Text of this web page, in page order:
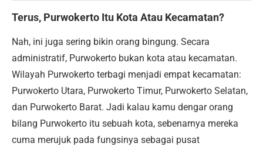
Terus, Purwokerto Itu Kota Atau Kecamatan?
Nah, ini juga sering bikin orang bingung. Secara
administratif, Purwokerto bukan kota atau kecamatan.
Wilayah Purwokerto terbagi menjadi empat kecamatan:
Purwokerto Utara, Purwokerto Timur, Purwokerto Selatan,
dan Purwokerto Barat. Jadi kalau kamu dengar orang
bilang Purwokerto itu sebuah kota, sebenarnya mereka
cuma merujuk pada fungsinya sebagai pusat